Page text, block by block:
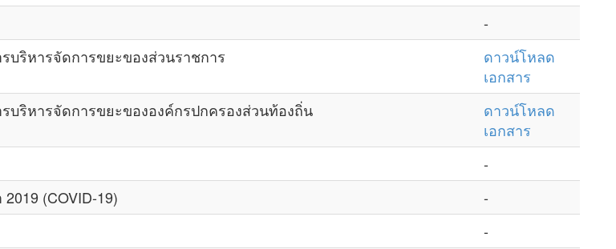
-
ริหารจัดการขยะของส่วนราชการ
ดาวน์โหลด
เอกสาร
ริหารจัดการขยะขององค์กรปกครองส่วนท้องถิ่น
ดาวน์โหลด
เอกสาร
-
(COVID-19)
-
-